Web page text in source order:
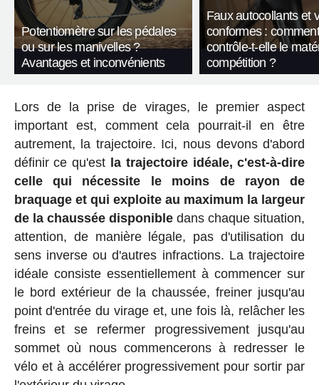
Potentiomètre sur les pédales
ou sur les manivelles ?
Avantages et inconvénients
Faux autocollants et
conformes :
contrôle-t-elle le
compétition ?
Lors de la prise de virages, le premier aspect
important est, comment cela pourrait-il en être
autrement, la trajectoire. Ici, nous devons d'abord
définir ce qu'est la trajectoire idéale, c'est-à-dire
celle qui nécessite le moins de rayon de
braquage et qui exploite au maximum la largeur
de la chaussée disponibledans chaque situation,
attention, de manière légale, pas d'utilisation du
sens inverse ou d'autres infractions. La trajectoire
idéale consiste essentiellement à commencer sur
le bord extérieur de la chaussée, freiner jusqu'au
point d'entrée du virage et, une fois là, relâcher les
freins et se refermer progressivement jusqu'au
sommet où nous commencerons à redresser le
vélo et à accélérer progressivement pour sortir par